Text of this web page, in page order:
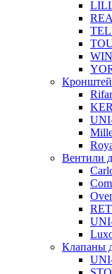
Rifar
Вентили
Клапаны